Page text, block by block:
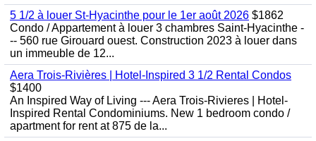
5 1/2 à louer St-Hyacinthe pour le 1er août 2026 $1862
Condo / Appartement à louer 3 chambres Saint-Hyacinthe -
-- 560 rue Girouard ouest. Construction 2023 à louer dans
un immeuble de 12...
Aera Trois-Rivières | Hotel-Inspired 3 1/2 Rental Condos
$1400
An Inspired Way of Living --- Aera Trois-Rivieres | Hotel-
Inspired Rental Condominiums. New 1 bedroom condo /
apartment for rent at 875 de la...